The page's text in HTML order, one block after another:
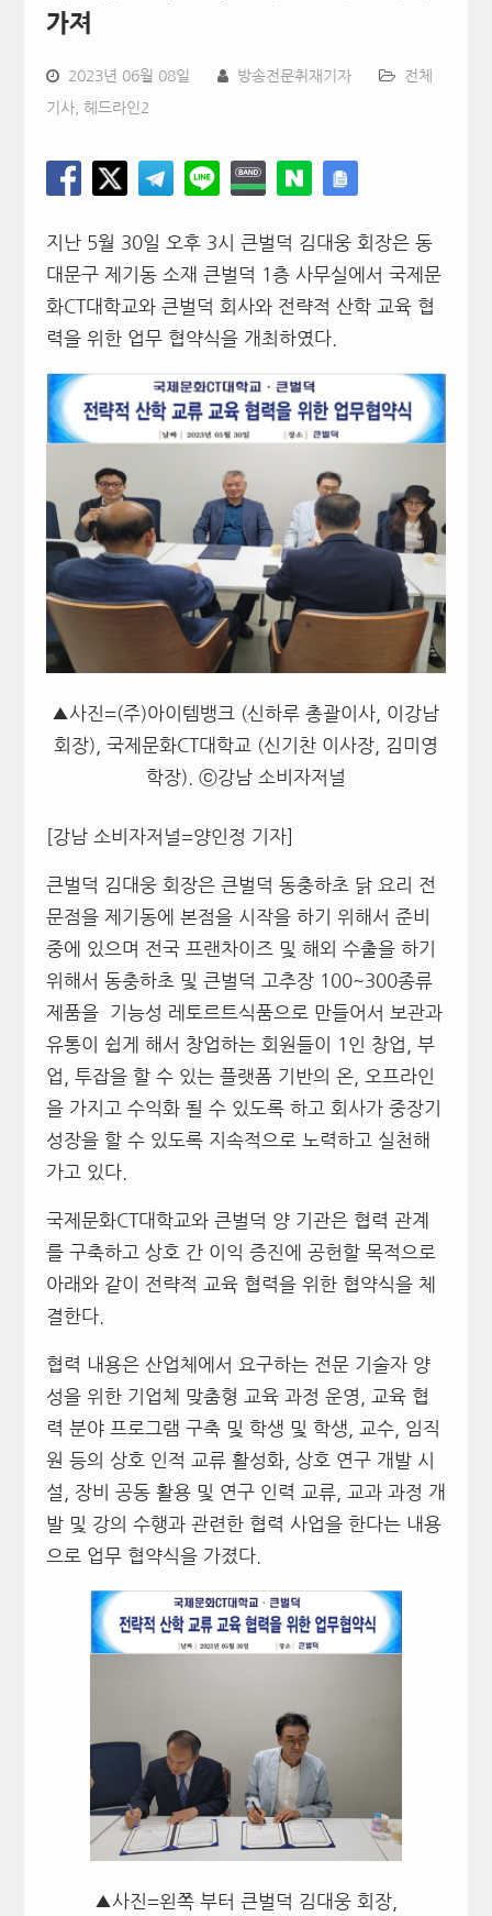
가져
2023년 06월 08일 방송전문취재기자 전체
기사, 헤드라인2
지난 5월 30일 오후 3시 큰벌덕 김대웅 회장은 동
대문구 제기동 소재 큰벌덕 1층 사무실에서 국제문
화CT대학교와 큰벌덕 회사와 전략적 산학 교육 협
력을 위한 업무 협약식을 개최하였다.
▲사진=(주)아이템뱅크 (신하루 총괄이사, 이강남
회장), 국제문화CT대학교 (신기찬 이사장, 김미영
학장). ⓒ강남 소비자저널
[강남 소비자저널=양인정 기자]
큰벌덕 김대웅 회장은 큰벌덕 동충하초 닭 요리 전
문점을 제기동에 본점을 시작을 하기 위해서 준비
중에 있으며 전국 프랜차이즈 및 해외 수출을 하기
위해서 동충하초 및 큰벌덕 고추장 100~300종류
제품을 기능성 레토르트식품으로 만들어서 보관과
유통이 쉽게 해서 창업하는 회원들이 1인 창업, 부
업, 투잡을 할 수 있는 플랫폼 기반의 온, 오프라인
을 가지고 수익화 될 수 있도록 하고 회사가 중장기
성장을 할 수 있도록 지속적으로 노력하고 실천해
가고 있다.
국제문화CT대학교와 큰벌덕 양 기관은 협력 관계
를 구축하고 상호 간 이익 증진에 공헌할 목적으로
아래와 같이 전략적 교육 협력을 위한 협약식을 체
결한다.
협력 내용은 산업체에서 요구하는 전문 기술자 양
성을 위한 기업체 맞춤형 교육 과정 운영, 교육 협
력 분야 프로그램 구축 및 학생 및 학생, 교수, 임직
원 등의 상호 인적 교류 활성화, 상호 연구 개발 시
설, 장비 공동 활용 및 연구 인력 교류, 교과 과정 개
발 및 강의 수행과 관련한 협력 사업을 한다는 내용
으로 업무 협약식을 가졌다.
▲사진=왼쪽 부터 큰벌덕 김대웅 회장,